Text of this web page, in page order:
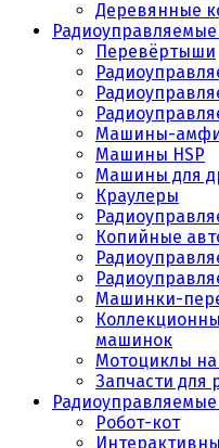
Деревянные
Перевёртыши
Машины-
Машины HSP
Машины для
Краулеры
Копийные
Машинки-
машинок
Мотоциклы
Запчасти для
Робот-кот